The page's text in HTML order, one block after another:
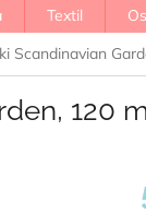
Textil
Scandinavian
120